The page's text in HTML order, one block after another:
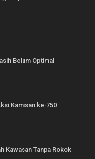
Belum Optimal
Kamisan ke-750
Kawasan Tanpa Rokok